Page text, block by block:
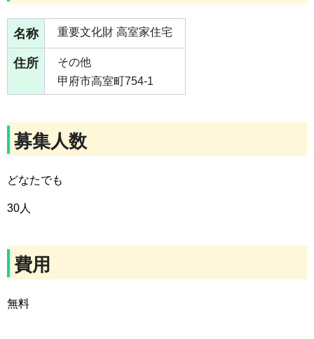
名称 重要文化財 高室家住宅
住所
その他
甲府市高室町754-1
募集人数
どなたでも
30人
費用
無料